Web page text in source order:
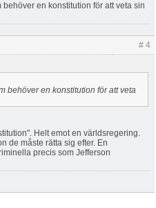
en konstitution för att veta sin
# 4
behöver en konstitution för att veta
Helt emot en världsregering.
de måste rätta sig efter. En
precis som Jefferson